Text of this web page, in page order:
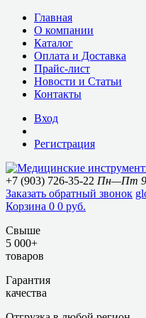
Главная
О компании
Каталог
Оплата и Доставка
Прайс-лист
Новости и Статьи
Контакты
Вход
Регистрация
+7 (903) 726-35-22 Пн—Пт
Заказать обратный звонок
Корзина 0 0 руб.
Свыше
5 000+
товаров
Гарантия
качества